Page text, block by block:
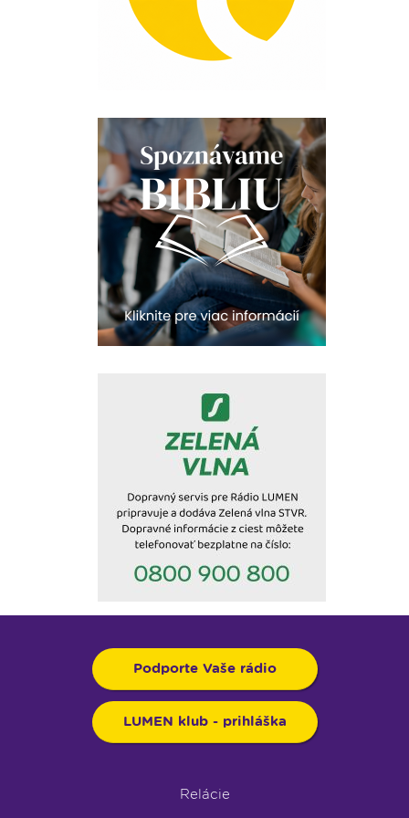
Podporte Vaše rádio
LUMEN klub - prihláška
Relácie